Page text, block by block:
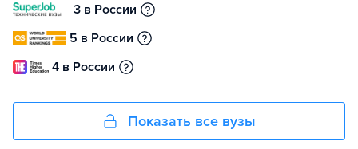
3 в России
5 в России
4 в России
Показать все вузы